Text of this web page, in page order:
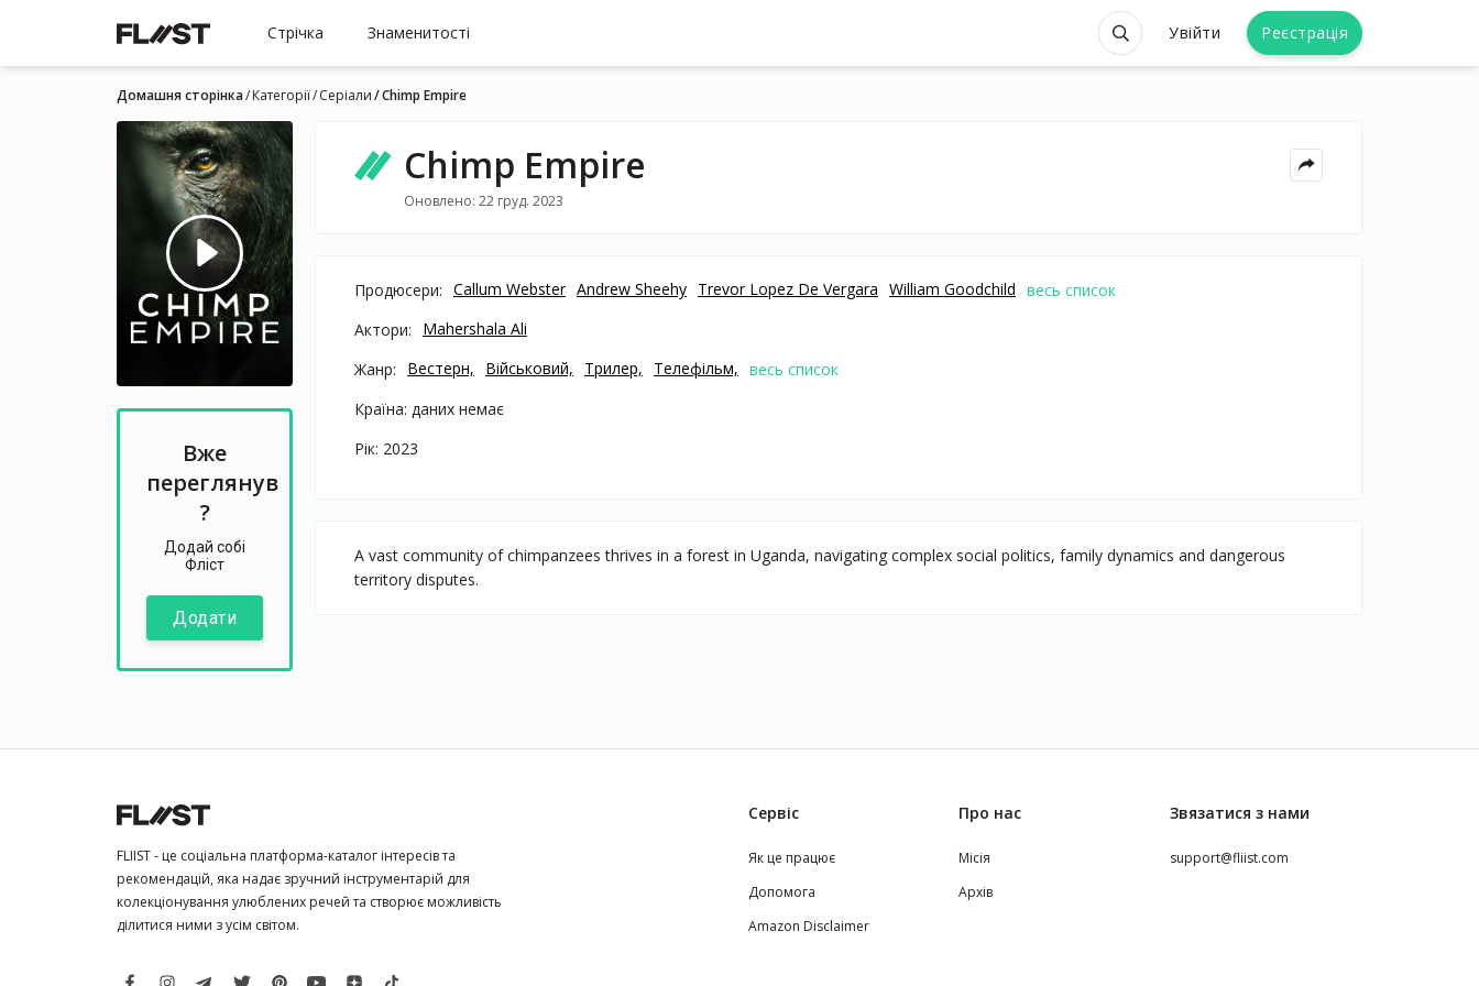
Стрічка Знаменитості Увійти Реєстрація
Домашня сторінка Категорії Серіали Chimp Empire
Вже
переглянув
?
Додай собі
Фліст
Додати
Chimp Empire
Оновлено: 22 груд. 2023
Продюсери: Callum Webster Andrew Sheehy Trevor Lopez De Vergara William Goodchild весь список
Актори:
Mahershala Ali
Жанр:
Вестерн, Військовий, Трилер, Телефільм, весь список
Країна: даних немає
Рік: 2023
A vast community of chimpanzees thrives in a forest in Uganda, navigating complex social politics, family dynamics and dangerous
territory disputes.
FLIIST - це соціальна платформа-каталог інтересів та
рекомендацій, яка надає зручний інструментарій для
колекціонування улюблених речей та створює можливість
ділитися ними з усім світом.
Сервіс
Як це працює
Допомога
Amazon Disclaimer
Про нас
Місія
Архів
Звязатися з нами
support@fliist.com